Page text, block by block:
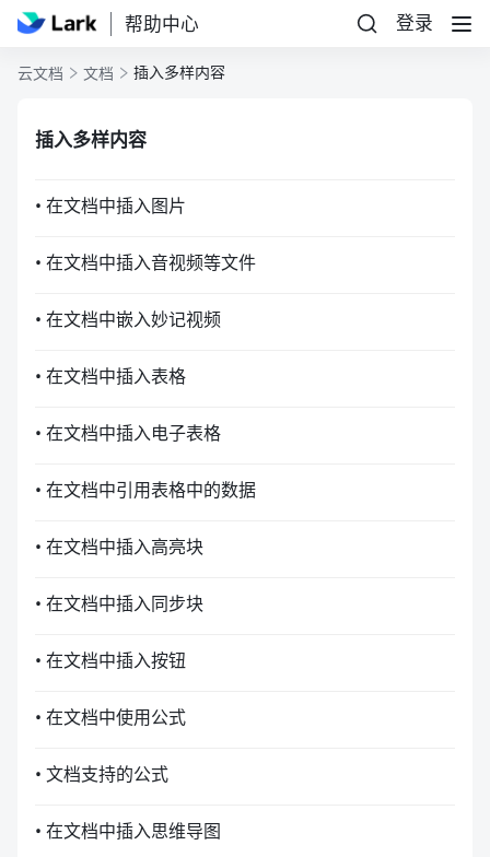
帮助中心 登录
云文档 文档 插入多样内容
插入多样内容
• 在文档中插入图片
• 在文档中插入音视频等文件
• 在文档中嵌入妙记视频
• 在文档中插入表格
• 在文档中插入电子表格
• 在文档中引用表格中的数据
• 在文档中插入高亮块
• 在文档中插入同步块
• 在文档中插入按钮
• 在文档中使用公式
• 文档支持的公式
• 在文档中插入思维导图